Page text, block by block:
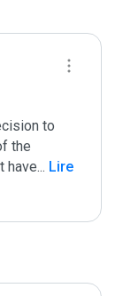
to
the
have... Lire